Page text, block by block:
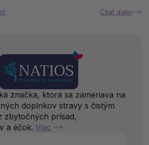
Čítať ďalej
značka, ktorá sa zameriava na
doplnkov stravy s čistým
zbytočných prísad,
a éčok. Viac